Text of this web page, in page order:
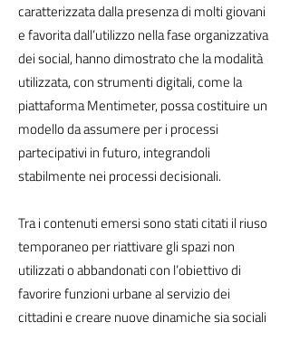
caratterizzata dalla presenza di molti giovani
e favorita dall’utilizzo nella fase organizzativa
dei social, hanno dimostrato che la modalità
utilizzata, con strumenti digitali, come la
piattaforma Mentimeter, possa costituire un
modello da assumere per i processi
partecipativi in futuro, integrandoli
stabilmente nei processi decisionali.
Tra i contenuti emersi sono stati citati il riuso
temporaneo per riattivare gli spazi non
utilizzati o abbandonati con l’obiettivo di
favorire funzioni urbane al servizio dei
cittadini e creare nuove dinamiche sia sociali